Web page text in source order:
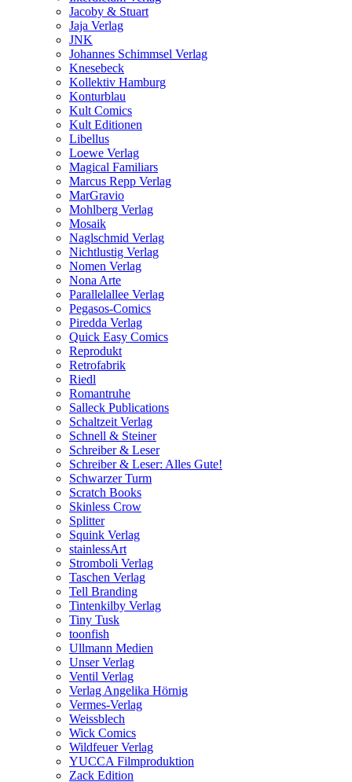
Jacoby & Stuart
Jaja Verlag
JNK
Johannes Schimmsel Verlag
Knesebeck
Kollektiv Hamburg
Konturblau
Kult Comics
Kult Editionen
Libellus
Loewe Verlag
Magical Familiars
Marcus Repp Verlag
MarGravio
Mohlberg Verlag
Mosaik
Naglschmid Verlag
Nichtlustig Verlag
Nomen Verlag
Nona Arte
Parallelallee Verlag
Pegasos-Comics
Piredda Verlag
Quick Easy Comics
Reprodukt
Retrofabrik
Riedl
Romantruhe
Salleck Publications
Schaltzeit Verlag
Schnell & Steiner
Schreiber & Leser
Schreiber & Leser: Alles Gute!
Schwarzer Turm
Scratch Books
Skinless Crow
Splitter
Squink Verlag
stainlessArt
Stromboli Verlag
Taschen Verlag
Tell Branding
Tintenkilby Verlag
Tiny Tusk
toonfish
Ullmann Medien
Unser Verlag
Ventil Verlag
Verlag Angelika Hörnig
Vermes-Verlag
Weissblech
Wick Comics
Wildfeuer Verlag
YUCCA Filmproduktion
Zack Edition